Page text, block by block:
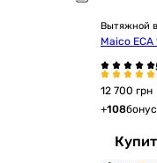
Вытяжной
Maico
12 700 грн
+108